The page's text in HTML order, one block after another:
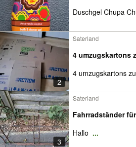
Anzeige aufgeben
Duschgel Chupa
2
Saterland
4 umzugskartons
4 umzugskartons
3
Saterland
Fahrradständer
Hallo ...